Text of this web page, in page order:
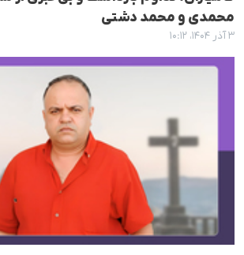
محمدی و محمد دشتی
۳ آذر ۱۴۰۴، ۱۰:۱۲